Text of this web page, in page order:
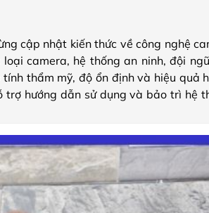
cập nhật kiến thức về công nghệ
camera, hệ thống an ninh, đội
thẩm mỹ, độ ổn định và hiệu quả
hướng dẫn sử dụng và bảo trì hệ